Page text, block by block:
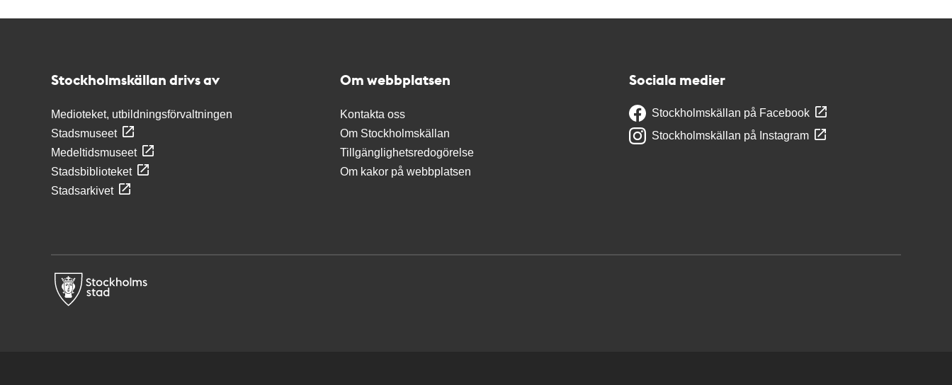
Stockholmskällan drivs av
Medioteket, utbildningsförvaltningen
Stadsmuseet
Medeltidsmuseet
Stadsbiblioteket
Stadsarkivet
Om webbplatsen
Kontakta oss
Om Stockholmskällan
Tillgänglighetsredogörelse
Om kakor på webbplatsen
Sociala medier
Stockholmskällan på Facebook
Stockholmskällan på Instagram